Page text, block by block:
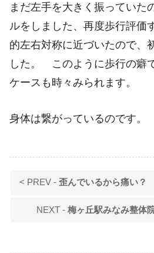
まだ左手を大きく振っていた
ルをしました、再度歩行評価
的左右対称に近づいたので、
した。 このように歩行の癖
ケースも時々みられます。
身体は繋がっているのです。
< PREV - 歪んでいるから痛い？
NEXT - 梅ヶ丘駅みなみ整体